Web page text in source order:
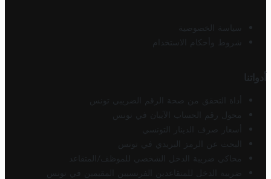
سياسة الخصوصية
شروط وأحكام الاستخدام
أدواتنا
أداة التحقق من صحة الرقم الضريبي تونس
محول رقم الحساب الآيبان في تونس
أسعار صرف الدينار التونسي
البحث عن الرمز البريدي في تونس
محاكي ضريبة الدخل الشخصي للموظف/المتقاعد
ضريبة الدخل للمتقاعدين الفرنسيين المقيمين في تونس